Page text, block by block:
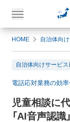
HOME 自治体向
自治体向けサービス
電話応対業務の効
児童相談に
「AI音声認識